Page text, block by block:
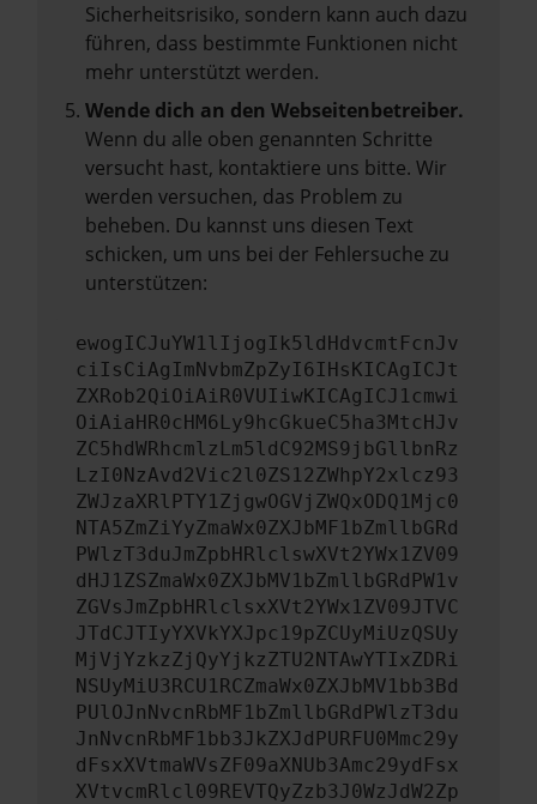
Sicherheitsrisiko, sondern kann auch dazu
führen, dass bestimmte Funktionen nicht
mehr unterstützt werden.
Wende dich an den Webseitenbetreiber.
Wenn du alle oben genannten Schritte
versucht hast, kontaktiere uns bitte. Wir
werden versuchen, das Problem zu
beheben. Du kannst uns diesen Text
schicken, um uns bei der Fehlersuche zu
unterstützen:
ewogICJuYW1lIjogIk5ldHdvcmtFcnJv
ciIsCiAgImNvbmZpZyI6IHsKICAgICJt
ZXRob2QiOiAiR0VUIiwKICAgICJ1cmwi
OiAiaHR0cHM6Ly9hcGkueC5ha3MtcHJv
ZC5hdWRhcmlzLm5ldC92MS9jbGllbnRz
LzI0NzAvd2Vic2l0ZS12ZWhpY2xlcz93
ZWJzaXRlPTY1ZjgwOGVjZWQxODQ1Mjc0
NTA5ZmZiYyZmaWx0ZXJbMF1bZmllbGRd
PWlzT3duJmZpbHRlclswXVt2YWx1ZV09
dHJ1ZSZmaWx0ZXJbMV1bZmllbGRdPW1v
ZGVsJmZpbHRlclsxXVt2YWx1ZV09JTVC
JTdCJTIyYXVkYXJpc19pZCUyMiUzQSUy
MjVjYzkzZjQyYjkzZTU2NTAwYTIxZDRi
NSUyMiU3RCU1RCZmaWx0ZXJbMV1bb3Bd
PUlOJnNvcnRbMF1bZmllbGRdPWlzT3du
JnNvcnRbMF1bb3JkZXJdPURFU0Mmc29y
dFsxXVtmaWVsZF09aXNUb3Amc29ydFsx
XVtvcmRlcl09REVTQyZzb3J0WzJdW2Zp